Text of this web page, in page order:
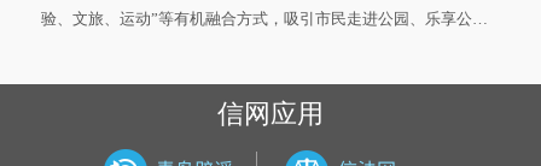
验、文旅、运动”等有机融合方式，吸引市民走进公园、乐享公
信网应用